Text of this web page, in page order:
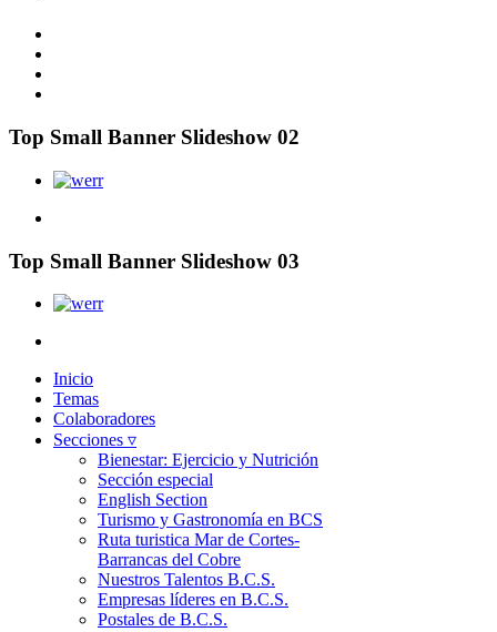
Top Small Banner Slideshow 02
Top Small Banner Slideshow 03
Inicio
Temas
Colaboradores
Secciones ▿
Bienestar: Ejercicio y Nutrición
Sección especial
English Section
Turismo y Gastronomía en BCS
Ruta turistica Mar de Cortes-
Barrancas del Cobre
Nuestros Talentos B.C.S.
Empresas líderes en B.C.S.
Postales de B.C.S.